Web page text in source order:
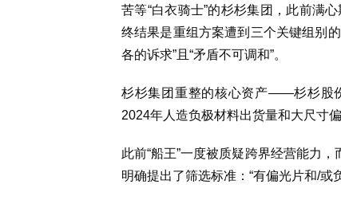
苦等“白衣骑士”的杉杉集团，此前满
终结果是重组方案遭到三个关键组别
各的诉求”且“矛盾不可调和”。
杉杉集团重整的核心资产——杉杉股
2024年人造负极材料出货量和大尺寸
此前“船王”一度被质疑跨界经营能力
明确提出了筛选标准：“有偏光片和/或